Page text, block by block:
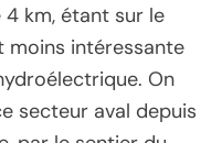
km, étant sur le
moins intéressante
On
secteur aval depuis